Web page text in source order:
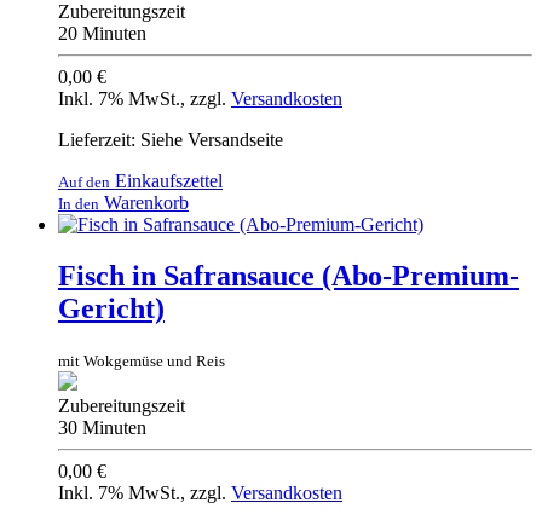
Zubereitungszeit
20 Minuten
0,00 €
Inkl. 7% MwSt., zzgl. Versandkosten
Lieferzeit: Siehe Versandseite
Auf den Einkaufszettel
In den Warenkorb
Fisch in Safransauce (Abo-Premium-
Gericht)
mit Wokgemüse und Reis
Zubereitungszeit
30 Minuten
0,00 €
Inkl. 7% MwSt., zzgl. Versandkosten